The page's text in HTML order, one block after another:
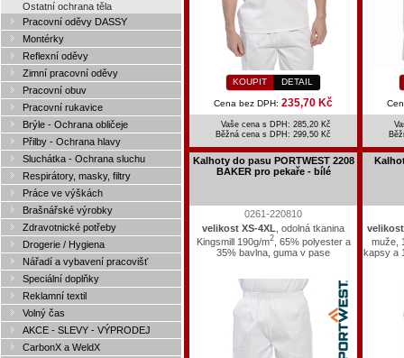
Ostatní ochrana těla
Pracovní oděvy DASSY
Montérky
Reflexní oděvy
Zimní pracovní oděvy
Pracovní obuv
Pracovní rukavice
Brýle - Ochrana obličeje
Přilby - Ochrana hlavy
Sluchátka - Ochrana sluchu
Respirátory, masky, filtry
Práce ve výškách
Brašnářské výrobky
Zdravotnické potřeby
Drogerie / Hygiena
Nářadí a vybavení pracovišť
Speciální doplňky
Reklamní textil
Volný čas
AKCE - SLEVY - VÝPRODEJ
CarbonX a WeldX
KOUPIT DETAIL
Cena bez DPH: 235,70 Kč
Vaše cena s DPH: 285,20 Kč
Běžná cena s DPH: 299,50 Kč
Kalhoty do pasu PORTWEST 2208
BAKER pro pekaře - bílé
0261-220810
velikost XS-4XL , odolná tkanina
Kingsmill 190g/m2, 65% polyester a
35% bavlna, guma v pase
velikost
muže,
kapsy a